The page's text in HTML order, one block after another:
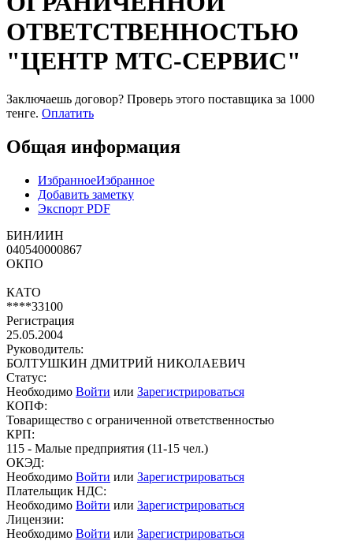
ОТВЕТСТВЕННОСТЬЮ
"ЦЕНТР МТС-СЕРВИС"
Заключаешь договор? Проверь этого поставщика за 1000
тенге. Оплатить
Общая информация
ИзбранноеИзбранное
Добавить заметку
Экспорт PDF
БИН/ИИН
040540000867
ОКПО
КАТО
****33100
Регистрация
25.05.2004
Руководитель:
БОЛТУШКИН ДМИТРИЙ НИКОЛАЕВИЧ
Статус:
Необходимо Войти или Зарегистрироваться
КОПФ:
Товарищество с ограниченной ответственностью
КРП:
115 - Малые предприятия (11-15 чел.)
ОКЭД:
Необходимо Войти или Зарегистрироваться
Плательщик НДС:
Необходимо Войти или Зарегистрироваться
Лицензии:
Необходимо Войти или Зарегистрироваться